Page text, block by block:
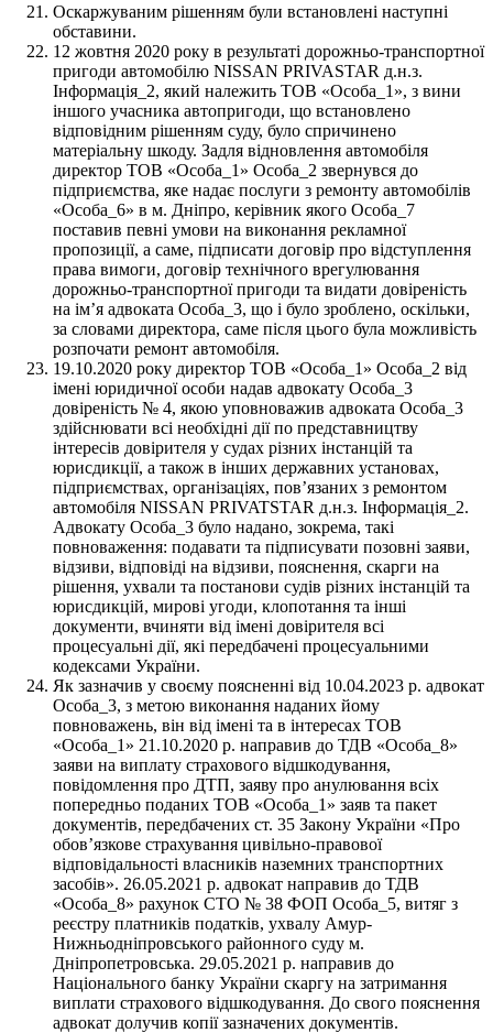
Оскаржуваним рішенням були встановлені наступні
обставини.
12 жовтня 2020 року в результаті дорожньо-транспортної
пригоди автомобілю NISSAN PRIVASTAR д.н.з.
Інформація_2, який належить ТОВ «Особа_1», з вини
іншого учасника автопригоди, що встановлено
відповідним рішенням суду, було спричинено
матеріальну шкоду. Задля відновлення автомобіля
директор ТОВ «Особа_1» Особа_2 звернувся до
підприємства, яке надає послуги з ремонту автомобілів
«Особа_6» в м. Дніпро, керівник якого Особа_7
поставив певні умови на виконання рекламної
пропозиції, а саме, підписати договір про відступлення
права вимоги, договір технічного врегулювання
дорожньо-транспортної пригоди та видати довіреність
на ім’я адвоката Особа_3, що і було зроблено, оскільки,
за словами директора, саме після цього була можливість
розпочати ремонт автомобіля.
19.10.2020 року директор ТОВ «Особа_1» Особа_2 від
імені юридичної особи надав адвокату Особа_3
довіреність № 4, якою уповноважив адвоката Особа_3
здійснювати всі необхідні дії по представництву
інтересів довірителя у судах різних інстанцій та
юрисдикції, а також в інших державних установах,
підприємствах, організаціях, пов’язаних з ремонтом
автомобіля NISSAN PRIVATSTAR д.н.з. Інформація_2.
Адвокату Особа_3 було надано, зокрема, такі
повноваження: подавати та підписувати позовні заяви,
відзиви, відповіді на відзиви, пояснення, скарги на
рішення, ухвали та постанови судів різних інстанцій та
юрисдикцій, мирові угоди, клопотання та інші
документи, вчиняти від імені довірителя всі
процесуальні дії, які передбачені процесуальними
кодексами України.
Як зазначив у своєму поясненні від 10.04.2023 р. адвокат
Особа_3, з метою виконання наданих йому
повноважень, він від імені та в інтересах ТОВ
«Особа_1» 21.10.2020 р. направив до ТДВ «Особа_8»
заяви на виплату страхового відшкодування,
повідомлення про ДТП, заяву про анулювання всіх
попередньо поданих ТОВ «Особа_1» заяв та пакет
документів, передбачених ст. 35 Закону України «Про
обов’язкове страхування цивільно-правової
відповідальності власників наземних транспортних
засобів». 26.05.2021 р. адвокат направив до ТДВ
«Особа_8» рахунок СТО № 38 ФОП Особа_5, витяг з
реєстру платників податків, ухвалу Амур-
Нижньодніпровського районного суду м.
Дніпропетровська. 29.05.2021 р. направив до
Національного банку України скаргу на затримання
виплати страхового відшкодування. До свого пояснення
адвокат долучив копії зазначених документів.